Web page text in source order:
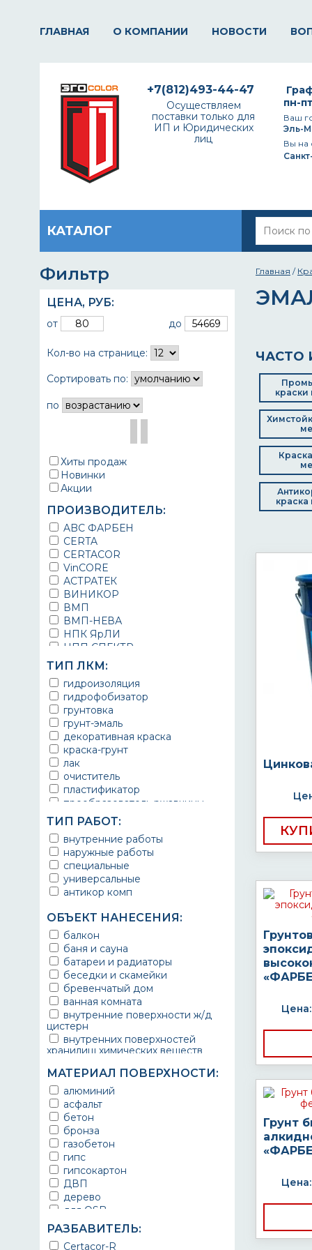
ГЛАВНАЯ О КОМПАНИИ НОВОСТИ
пн-
Ваш
Эль-
Вы на
+7(812)493-44-47
Осуществляем
поставки только для
ИП и Юридических
лиц
КАТАЛОГ
Фильтр
ЦЕНА, РУБ:
от до
Кол-во на странице:
Сортировать по:
по
Хиты продаж
Новинки
Акции
ПРОИЗВОДИТЕЛЬ:
ABC ФАРБЕН
CERTA
CERTACOR
VinCORE
АСТРАТЕК
ВИНИКОР
ВМП
ВМП-НЕВА
НПК ЯрЛИ
НПП СПЕКТР
НПФ ЭМАЛЬ
ТЕРМА
УРЕПЛЕН
ТИП ЛКМ:
гидроизоляция
гидрофобизатор
грунтовка
грунт-эмаль
декоративная краска
краска-грунт
лак
очиститель
пластификатор
преобразователь ржавчины
эмаль
Краска
Покрытие
грунт эмаль
защитное покрытие
ТИП РАБОТ:
внутренние работы
наружные работы
специальные
универсальные
антикор комп
ОБЪЕКТ НАНЕСЕНИЯ:
балкон
баня и сауна
батареи и радиаторы
беседки и скамейки
бревенчатый дом
ванная комната
внутренние поверхности ж/д
цистерн
внутренних поверхностей
хранилищ химических веществ
ворота
выхлопные системы
автомобилей
газопроводы
гараж
гидротехнические сооружения
городской транспорт
грузовые вагоны
двери металлические
детали двигателей
детали машин
для автомобилей
для бассейна
МАТЕРИАЛ ПОВЕРХНОСТИ:
алюминий
асфальт
бетон
бронза
газобетон
гипс
гипсокартон
ДВП
дерево
для OSB
для бетона
для гипса
РАЗБАВИТЕЛЬ:
Certacor-R
Главная /
ЧАСТО
краски
краска
Цена:
Грунт
Цена: